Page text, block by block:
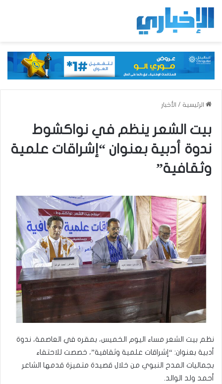
الرئيسية / الأخبار
بيت الشعر ينظم في نواكشوط
ندوة أدبية بعنوان “إشراقات علمية
وثقافية”
نظم بيت الشعر مساء اليوم الخميس، بمقره في العاصمة، ندوة
أدبية بعنوان: “إشراقات علمية وثقافية”، خصصت للاحتفاء
بجماليات المدح النبوي من خلال قصيدة متميزة قدمها الشاعر
أحمد ولد الوالد.